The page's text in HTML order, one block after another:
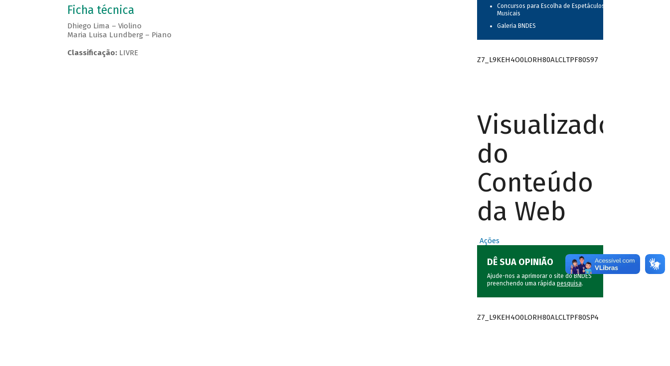
Ficha técnica
Dhiego Lima – Violino
Maria Luisa Lundberg – Piano
Classificação:LIVRE
Concursos para Escolha de Espetáculos
Musicais
Galeria BNDES
Z7_L9KEH4O0LORH80ALCLTPF80S97
Visualizador
do
Conteúdo
da Web
Ações
DÊ SUA OPINIÃO
Ajude-nos a aprimorar o site do BNDES
preenchendo uma rápida pesquisa.
Z7_L9KEH4O0LORH80ALCLTPF80SP4